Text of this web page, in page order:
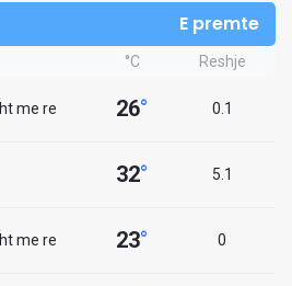
E premte
°C Reshje
me re 26° 0.1
32° 5.1
me re 23° 0